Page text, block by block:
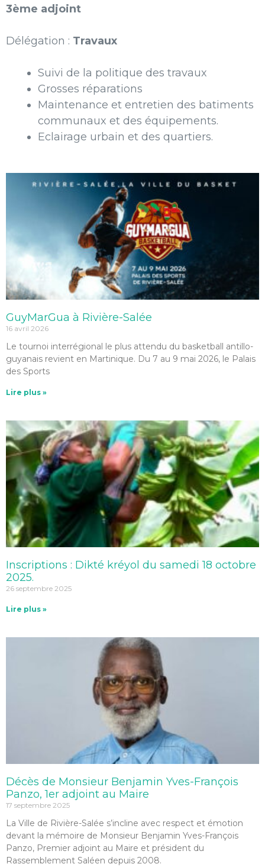
3ème adjoint
Délégation : Travaux
Suivi de la politique des travaux
Grosses réparations
Maintenance et entretien des batiments
communaux et des équipements.
Eclairage urbain et des quartiers.
GuyMarGua à Rivière-Salée
16 avril 2026
Le tournoi interrégional le plus attendu du basketball antillo-
guyanais revient en Martinique. Du 7 au 9 mai 2026, le Palais
des Sports
Lire plus »
Inscriptions : Dikté kréyol du samedi 18 octobre
2025.
26 septembre 2025
Lire plus »
Décès de Monsieur Benjamin Yves-François
Panzo, 1er adjoint au Maire
17 septembre 2025
La Ville de Rivière-Salée s’incline avec respect et émotion
devant la mémoire de Monsieur Benjamin Yves-François
Panzo, Premier adjoint au Maire et président du
Rassemblement Saléen depuis 2008.